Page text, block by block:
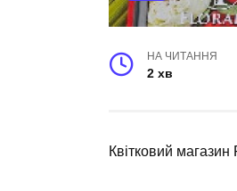
НА ЧИТАННЯ
2 хв
Квітковий магазин